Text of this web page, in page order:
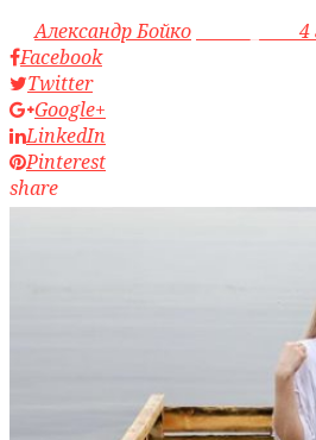
byАлександр Бойко
4
Facebook
Twitter
Google+
LinkedIn
Pinterest
share